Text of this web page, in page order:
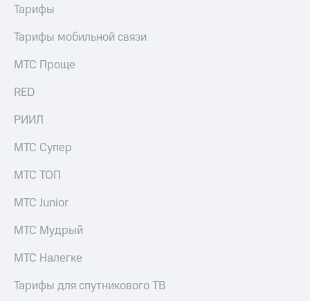
Новости
регионе
и акционерам
Корпоративный
Раскрытие
Информация
Документы
ПАО
"МТС"
Собрания
акционеров
Личный
Тарифы
Тарифы мобильной связи
МТС Проще
RED
РИИЛ
МТС Супер
МТС ТОП
МТС Junior
МТС Мудрый
МТС Налегке
Тарифы для спутникового ТВ